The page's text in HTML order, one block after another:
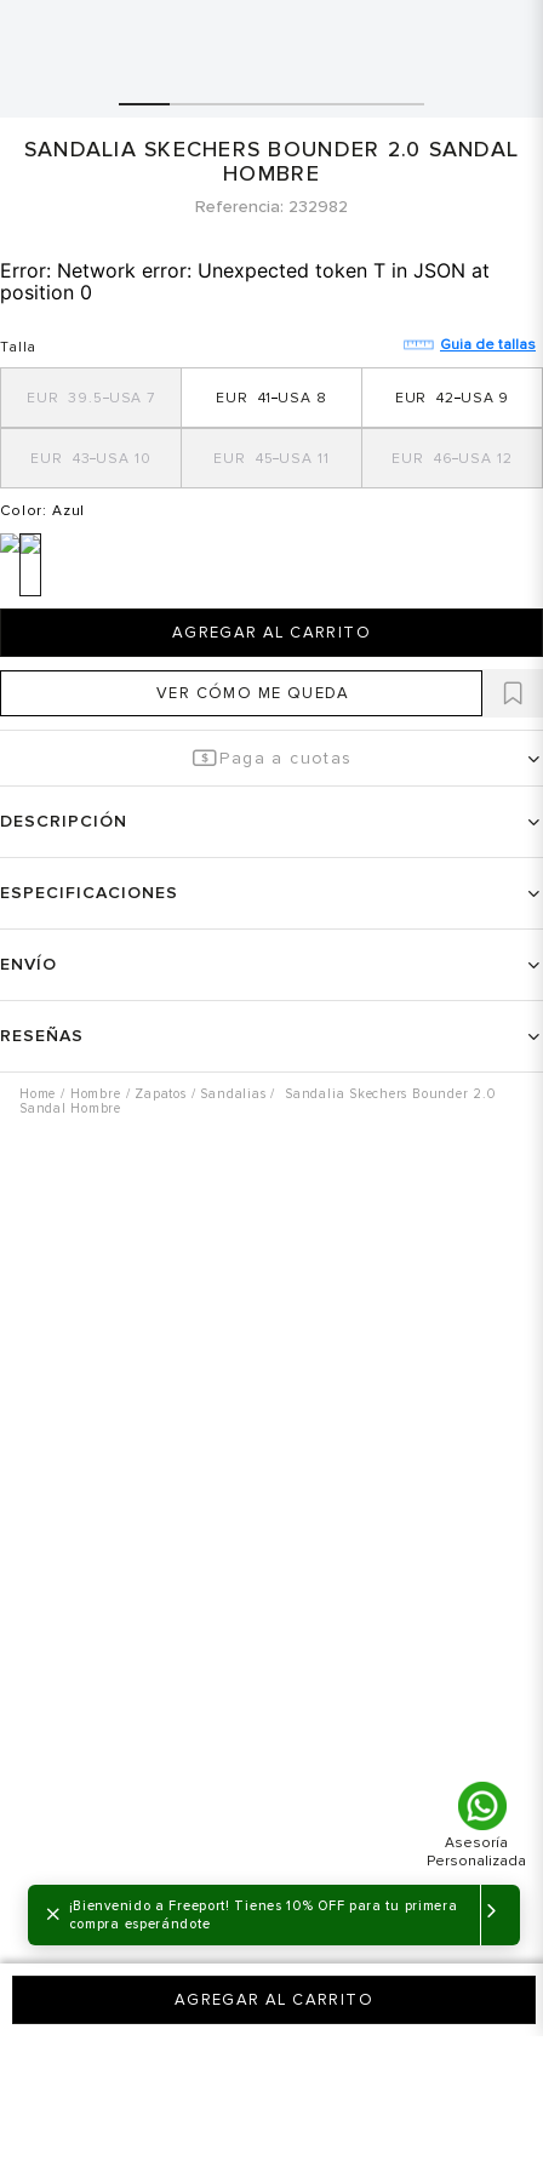
×
¡Bienvenido a Freeport! Tienes 10% OFF para tu primera
compra esperándote
SANDALIA SKECHERS BOUNDER 2.0 SANDAL
HOMBRE
Referencia 232982
Error: Network error: Unexpected token T in JSON at
position 0
Talla Guia de tallas
7
39.5 8
41 9
42
10
43 11
45 12
46
Color: Azul
AGREGAR AL CARRITO
VER CÓMO ME QUEDA
Paga a cuotas
DESCRIPCIÓN
ESPECIFICACIONES
ENVÍO
RESEÑAS
AGREGAR AL CARRITO
Hombre Zapatos Sandalias
Sandalia Skechers Bounder 2.0
Sandal Hombre